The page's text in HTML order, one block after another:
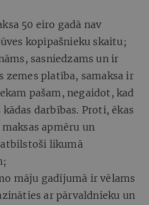
50 eiro gadā nav
kopīpašnieku skaitu;
sasniedzams un ir
zemes platība, samaksa ir
pašam, negaidot, kad
darbības. Proti, ēkas
apmēru un
likumā
māju gadījumā ir vēlams
ar pārvaldnieku un